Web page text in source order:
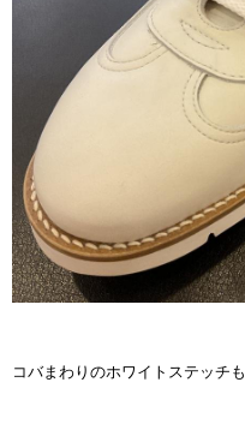
コバまわりのホワイトステッチ